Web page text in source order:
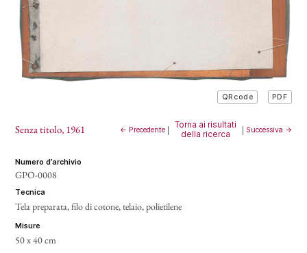
QRcode PDF
Senza titolo, 1961 ← Precedente|
Torna ai risultati
della ricerca
Successiva →
numero d’archivio
GPO-0008
tecnica
Tela preparata, filo di cotone, telaio, polietilene
misure
50 x 40 cm